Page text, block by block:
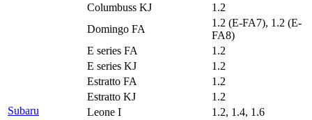
Subaru
Columbuss KJ
1.2
Domingo FA
1.2 (E-FA7), 1.2 (E-
FA8)
E series FA
1.2
E series KJ
1.2
Estratto FA
1.2
Estratto KJ
1.2
Leone I
1.2, 1.4, 1.6